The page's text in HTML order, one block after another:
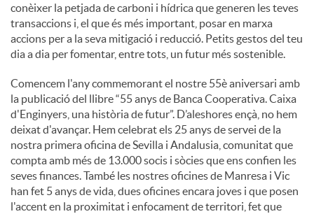
u
t
s
conèixer la petjada de carboni i hídrica que generen les teves
transaccions i, el que és més important, posar en marxa
accions per a la seva mitigació i reducció. Petits gestos del teu
dia a dia per fomentar, entre tots, un futur més sostenible.
Comencem l'any commemorant el nostre 55è aniversari amb
la publicació del llibre “55 anys de Banca Cooperativa. Caixa
d'Enginyers, una història de futur”. D’aleshores ençà, no hem
deixat d'avançar. Hem celebrat els 25 anys de servei de la
nostra primera oficina de Sevilla i Andalusia, comunitat que
compta amb més de 13.000 socis i sòcies que ens confien les
seves finances. També les nostres oficines de Manresa i Vic
han fet 5 anys de vida, dues oficines encara joves i que posen
l'accent en la proximitat i enfocament de territori, fet que